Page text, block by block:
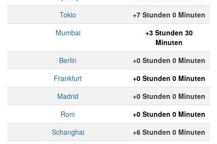
Tokio
+7 Stunden 0 Minuten
Mumbai
+3 Stunden 30
Minuten
Berlin
+0 Stunden 0 Minuten
Frankfurt
+0 Stunden 0 Minuten
Madrid
+0 Stunden 0 Minuten
Rom
+0 Stunden 0 Minuten
Schanghai
+6 Stunden 0 Minuten